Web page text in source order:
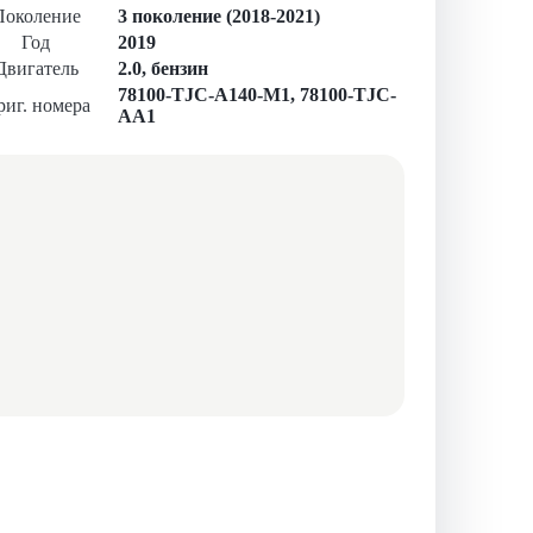
3 поколение (2018-2021)
Год
2019
2.0, бензин
номера
78100-TJC-A140-M1, 78100-TJC-
AA1